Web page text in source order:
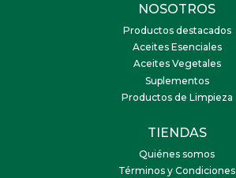
NOSOTROS
Productos destacados
Aceites Esenciales
Aceites Vegetales
Suplementos
Productos de Limpieza
TIENDAS
Quiénes somos
Términos y Condiciones